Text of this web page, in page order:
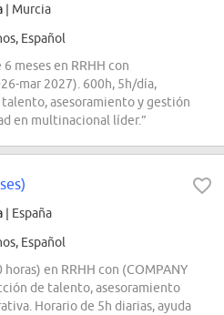
| Murcia
Español
meses en RRHH con
mar 2027). 600h, 5h/día,
asesoramiento y gestión
en multinacional líder.”
| España
Español
en RRHH con (COMPANY
de talento, asesoramiento
Horario de 5h diarias, ayuda